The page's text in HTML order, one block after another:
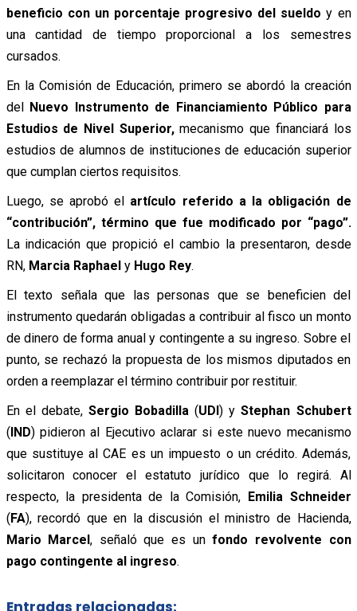
beneficio con un porcentaje progresivo del sueldo y en
una cantidad de tiempo proporcional a los semestres
cursados.
En la Comisión de Educación, primero se abordó la creación
del Nuevo Instrumento de Financiamiento Público para
Estudios de Nivel Superior,mecanismo que financiará los
estudios de alumnos de instituciones de educación superior
que cumplan ciertos requisitos.
Luego, se aprobó el artículo referido a la obligación de
“contribución”, término que fue modificado por “pago”.
La indicación que propició el cambio la presentaron, desde
RN, Marcia Raphaely Hugo Rey.
El texto señala que las personas que se beneficien del
instrumento quedarán obligadas a contribuir al fisco un monto
de dinero de forma anual y contingente a su ingreso. Sobre el
punto, se rechazó la propuesta de los mismos diputados en
orden a reemplazar el término contribuir por restituir.
En el debate, Sergio Bobadilla (UDI) yStephan Schubert
(IND) pidieron al Ejecutivo aclarar si este nuevo mecanismo
que sustituye al CAE es un impuesto o un crédito. Además,
solicitaron conocer el estatuto jurídico que lo regirá. Al
respecto, la presidenta de la Comisión, Emilia Schneider
(FA), recordó que en la discusión el ministro de Hacienda,
Mario Marcel, señaló que es unfondo revolvente con
pago contingente al ingreso.
Entradas relacionadas: